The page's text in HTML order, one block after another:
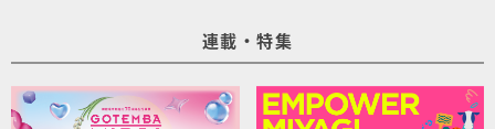
連載・特集